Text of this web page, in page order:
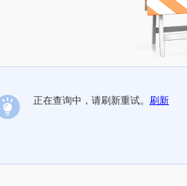
正在查询中，请刷新重试。 刷新